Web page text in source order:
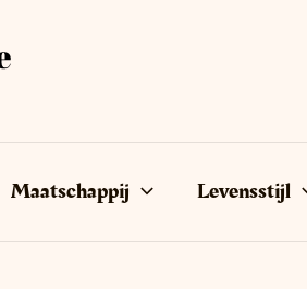
Maatschappij Levensstijl